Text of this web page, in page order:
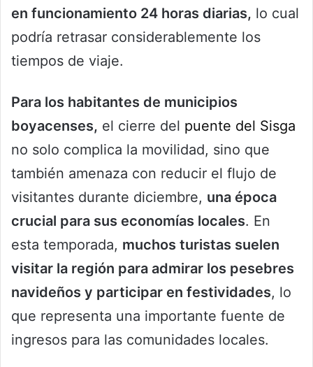
en funcionamiento 24 horas diarias, lo cual
podría retrasar considerablemente los
tiempos de viaje.
Para los habitantes de municipios
boyacenses, el cierre del puente del Sisga
no solo complica la movilidad, sino que
también amenaza con reducir el flujo de
visitantes durante diciembre, una época
crucial para sus economías locales. En
esta temporada, muchos turistas suelen
visitar la región para admirar los pesebres
navideños y participar en festividades, lo
que representa una importante fuente de
ingresos para las comunidades locales.